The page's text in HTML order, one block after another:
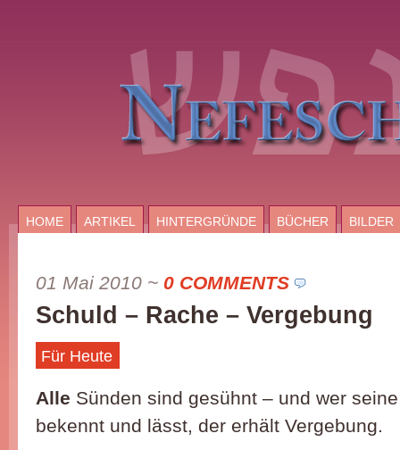
HOME ARTIKEL HINTERGRÜNDE BÜCHER BILDER
01 Mai 2010 ~ 0 COMMENTS
Schuld – Rache – Vergebung
Für Heute
Alle Sünden sind gesühnt – und wer
bekennt und lässt, der erhält Vergebung.